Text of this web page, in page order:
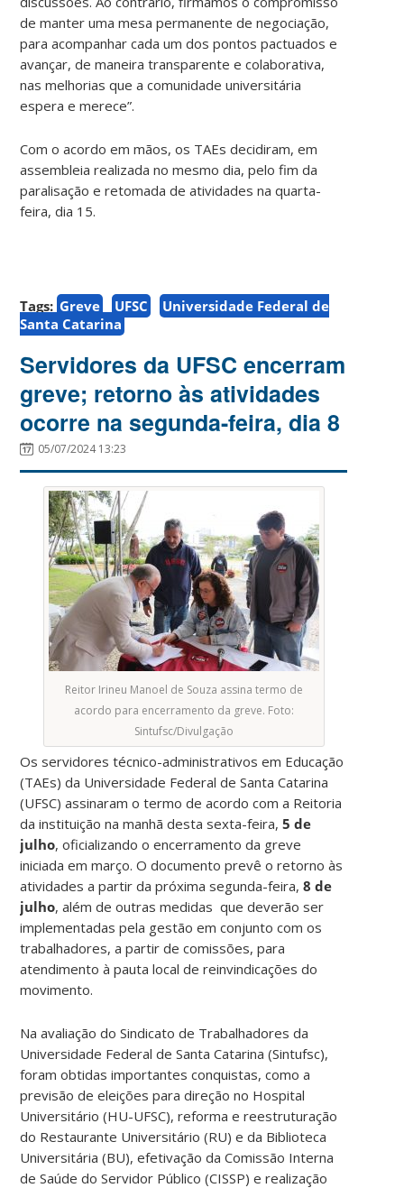
de manter uma mesa permanente de negociação,
para acompanhar cada um dos pontos pactuados e
avançar, de maneira transparente e colaborativa,
nas melhorias que a comunidade universitária
espera e merece”.
Com o acordo em mãos, os TAEs decidiram, em
assembleia realizada no mesmo dia, pelo fim da
paralisação e retomada de atividades na quarta-
feira, dia 15.
Tags: Greve UFSC
Universidade Federal de
Santa Catarina
Servidores da UFSC encerram
greve; retorno às atividades
ocorre na segunda-feira, dia 8
05/07/2024 13:23
Reitor Irineu Manoel de Souza assina termo de
acordo para encerramento da greve. Foto:
Sintufsc/Divulgação
Os servidores técnico-administrativos em Educação
(TAEs) da Universidade Federal de Santa Catarina
(UFSC) assinaram o termo de acordo com a Reitoria
da instituição na manhã desta sexta-feira,5 de
julho, oficializando o encerramento da greve
iniciada em março. O documento prevê o retorno às
atividades a partir da próxima segunda-feira,8 de
julho, além de outras medidas que deverão ser
implementadas pela gestão em conjunto com os
trabalhadores, a partir de comissões, para
atendimento à pauta local de reinvindicações do
movimento.
Na avaliação do Sindicato de Trabalhadores da
Universidade Federal de Santa Catarina (Sintufsc),
foram obtidas importantes conquistas, como a
previsão de eleições para direção no Hospital
Universitário (HU-UFSC), reforma e reestruturação
do Restaurante Universitário (RU) e da Biblioteca
Universitária (BU), efetivação da Comissão Interna
de Saúde do Servidor Público (CISSP) e realização